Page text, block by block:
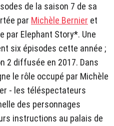
de la saison 7 de sa
par Michèle Bernier et
par Elephant Story*. Une
six épisodes cette année ;
2 diffusée en 2017. Dans
le rôle occupé par Michèle
- les téléspectateurs
des personnages
instructions au palais de